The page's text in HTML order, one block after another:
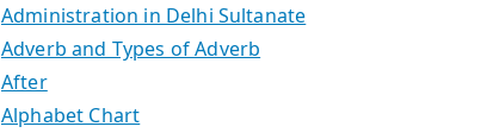
Administration in Delhi Sultanate
Adverb and Types of Adverb
After
Alphabet Chart